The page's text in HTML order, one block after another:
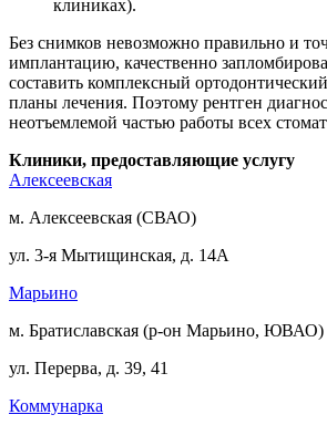
клиниках).
Без снимков невозможно правильно и
имплантацию, качественно
составить комплексный
планы лечения. Поэтому рентген
неотъемлемой частью работы всех
Клиники, предоставляющие услугу
Алексеевская
м. Алексеевская (СВАО)
ул. 3-я Мытищинская, д. 14А
Марьино
м. Братиславская (р-он Марьино, ЮВАО)
ул. Перерва, д. 39, 41
Коммунарка